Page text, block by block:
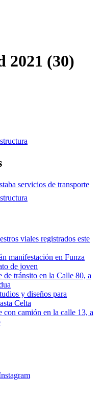
(30)
servicios de transporte
viales registrados este
manifestación en Funza
de joven
tránsito en la Calle 80, a
y diseños para
Celta
camión en la calle 13, a